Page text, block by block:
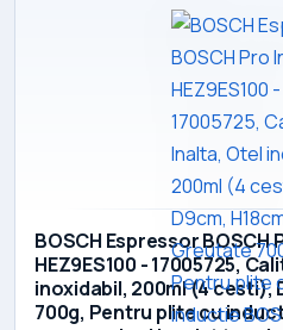
BOSCH Espressor BOSCH
HEZ9ES100 - 17005725,
inoxidabil, 200ml (4 cesti),
700g, Pentru plite cu